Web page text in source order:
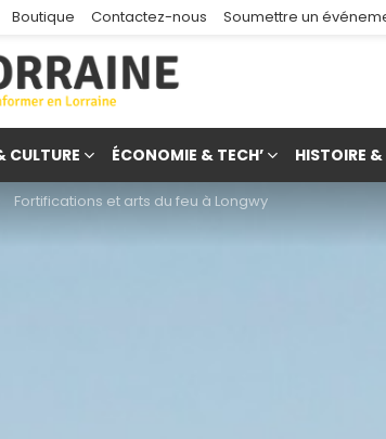
Boutique Contactez-nous Soumettre un
CULTURE ÉCONOMIE & TECH’ HISTOIRE
Fortifications et arts du feu à Longwy